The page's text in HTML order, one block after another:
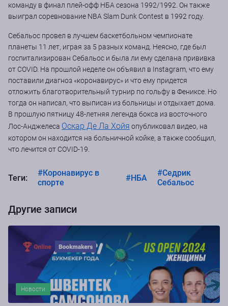
команду в финал плей-офф НБА сезона 1992/1992. Он также
выиграл соревнование NBA Slam Dunk Contest в 1992 году.
Себальос провел в лучшем баскетбольном чемпионате
планеты 11 лет, играя за 5 разных команд. Неясно, где был
госпитализирован Себальос и была ли ему сделана прививка
от COVID. На прошлой неделе он объявил в Instagram, что ему
поставили диагноз «коронавирус» и что ему придется
отложить благотворительный турнир по гольфу в Фениксе. Но
тогда он написал, что выписан из больницы и отдыхает дома.
В прошлую пятницу 48-летняя легенда бокса из восточного
Лос-Анджелеса Оскар Де Ла Хойя опубликовал видео, на
котором он находится на больничной койке, а также сообщил,
что лечится от COVID-19.
Теги:
#Коронавирус в
спорте
#НБА
#Седрик
Себальос
Другие записи
Новости